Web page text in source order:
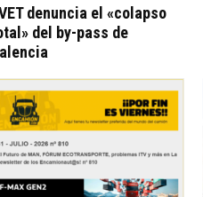
denuncia el «colapso
del by-pass de